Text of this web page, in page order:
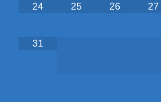
24 25 26 27
31